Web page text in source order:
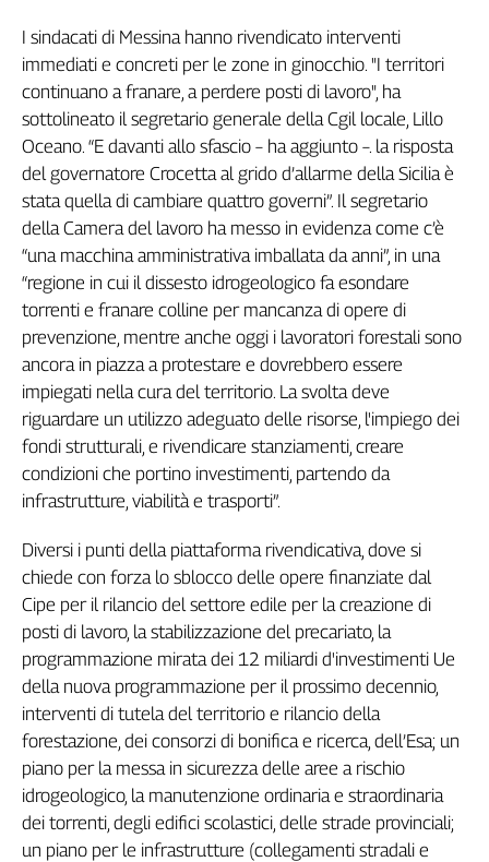
Nidil
Slc
Spi
Inca
Caaf
Speciali
G8
di
Genova,
il
della
ragione
120
anni
Cgil
Collettiva
Academy
Collettiva
Play
Rubriche
Collettiva
Talk
La
settimana
Collettiva
Girasoli
Il
Sassolino
Linea
Economica
I sindacati di Messina hanno rivendicato interventi
immediati e concreti per le zone in ginocchio. "I territori
continuano a franare, a perdere posti di lavoro", ha
sottolineato il segretario generale della Cgil locale, Lillo
Oceano. “E davanti allo sfascio – ha aggiunto –. la risposta
del governatore Crocetta al grido d’allarme della Sicilia è
stata quella di cambiare quattro governi”. Il segretario
della Camera del lavoro ha messo in evidenza come c’è
“una macchina amministrativa imballata da anni”, in una
“regione in cui il dissesto idrogeologico fa esondare
torrenti e franare colline per mancanza di opere di
prevenzione, mentre anche oggi i lavoratori forestali sono
ancora in piazza a protestare e dovrebbero essere
impiegati nella cura del territorio. La svolta deve
riguardare un utilizzo adeguato delle risorse, l'impiego dei
fondi strutturali, e rivendicare stanziamenti, creare
condizioni che portino investimenti, partendo da
infrastrutture, viabilità e trasporti”.
Diversi i punti della piattaforma rivendicativa, dove si
chiede con forza lo sblocco delle opere finanziate dal
Cipe per il rilancio del settore edile per la creazione di
posti di lavoro, la stabilizzazione del precariato, la
programmazione mirata dei 12 miliardi d'investimenti Ue
della nuova programmazione per il prossimo decennio,
interventi di tutela del territorio e rilancio della
forestazione, dei consorzi di bonifica e ricerca, dell’Esa; un
piano per la messa in sicurezza delle aree a rischio
idrogeologico, la manutenzione ordinaria e straordinaria
dei torrenti, degli edifici scolastici, delle strade provinciali;
un piano per le infrastrutture (collegamenti stradali e